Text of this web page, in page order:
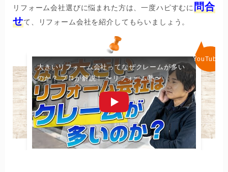
リフォーム会社選びに悩まれた方は、一度ハピすむに問合
せて、リフォーム会社を紹介してもらいましょう。
大きいリフォーム会社ってなぜクレームが多い
のか？ プロが解説！ 〜リフォーム塾〜